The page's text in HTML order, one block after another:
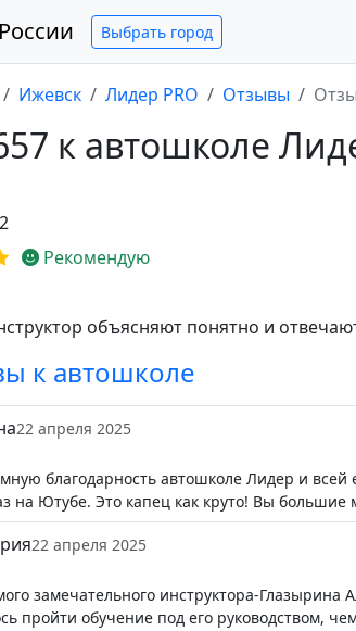
России Выбрать город
Ижевск Лидер PRO Отзывы
к автошколе
Рекомендую
объясняют понятно и
к автошколе
22 апреля 2025
благодарность автошколе Лидер и
на Ютубе. Это капец как круто! Вы
22 апреля 2025
замечательного инструктора-Глазырина
пройти обучение под его руководством,